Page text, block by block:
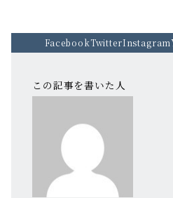
FacebookTwitterInstagram
この記事を書いた人